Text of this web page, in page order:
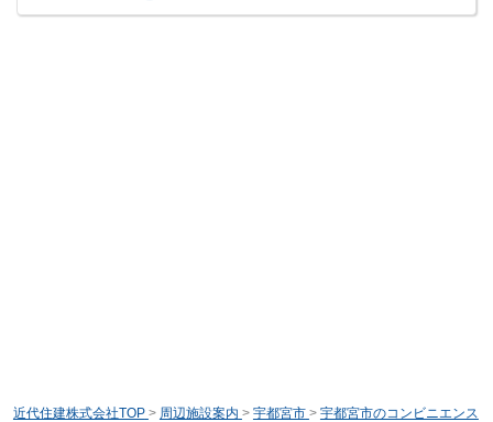
近代住建株式会社TOP > 周辺施設案内 > 宇都宮市 > 宇都宮市のコンビニエンス